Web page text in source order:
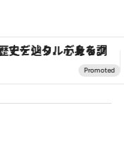
「星のや富士」でデジタルデトックス。冨士信仰の歴史を辿り、心身を調える。 ヴァシュロン・コンスタンタ